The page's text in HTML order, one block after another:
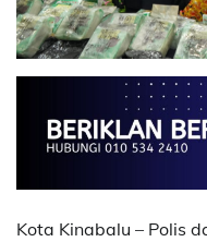
Kota Kinabalu – Polis